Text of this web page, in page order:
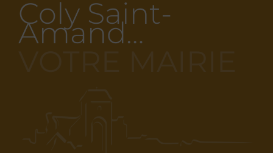
Coly Saint-
Amand…